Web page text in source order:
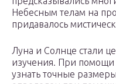
Небесным телам на
придавалось
Луна и Солнце стали
изучения. При помощи
узнать точные